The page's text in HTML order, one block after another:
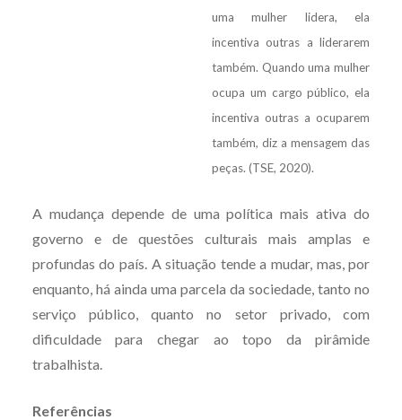
uma mulher lidera, ela
incentiva outras a liderarem
também. Quando uma mulher
ocupa um cargo público, ela
incentiva outras a ocuparem
também, diz a mensagem das
peças. (TSE, 2020).
A mudança depende de uma política mais ativa do
governo e de questões culturais mais amplas e
profundas do país. A situação tende a mudar, mas, por
enquanto, há ainda uma parcela da sociedade, tanto no
serviço público, quanto no setor privado, com
dificuldade para chegar ao topo da pirâmide
trabalhista.
Referências